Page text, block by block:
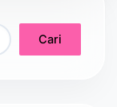
Cari